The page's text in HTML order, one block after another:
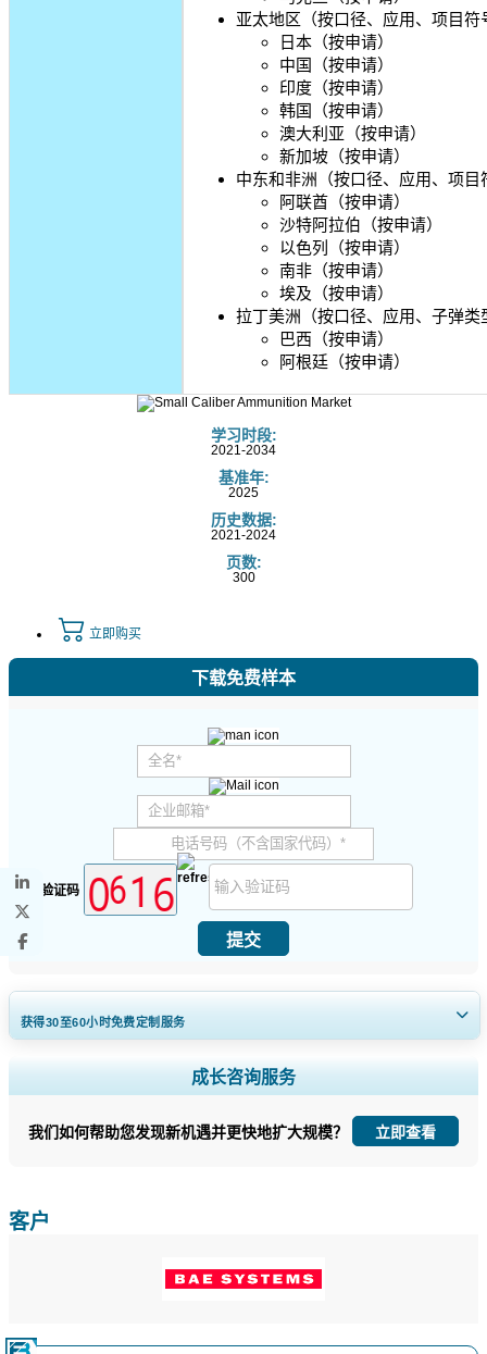
亚太地区（按口径、应用、项目
日本（按申请）
中国（按申请）
印度（按申请）
韩国（按申请）
澳大利亚（按申请）
新加坡（按申请）
中东和非洲（按口径、应用、项
阿联酋（按申请）
沙特阿拉伯（按申请）
以色列（按申请）
南非（按申请）
埃及（按申请）
拉丁美洲（按口径、应用、子弹类
巴西（按申请）
阿根廷（按申请）
学习时段:
2021-2034
基准年:
2025
历史数据:
2021-2024
页数:
300
立即购买
下载免费样本
安全验证码
提交
获得30至60小时免费定制服务
扩大区域和国家覆盖范围， 细分市场分析， 公司简介， 竞争基准分析，
以及最终用户洞察。
立即定制
成长咨询服务
我们如何帮助您发现新机遇并更快地扩大规模？ 立即查看
客户